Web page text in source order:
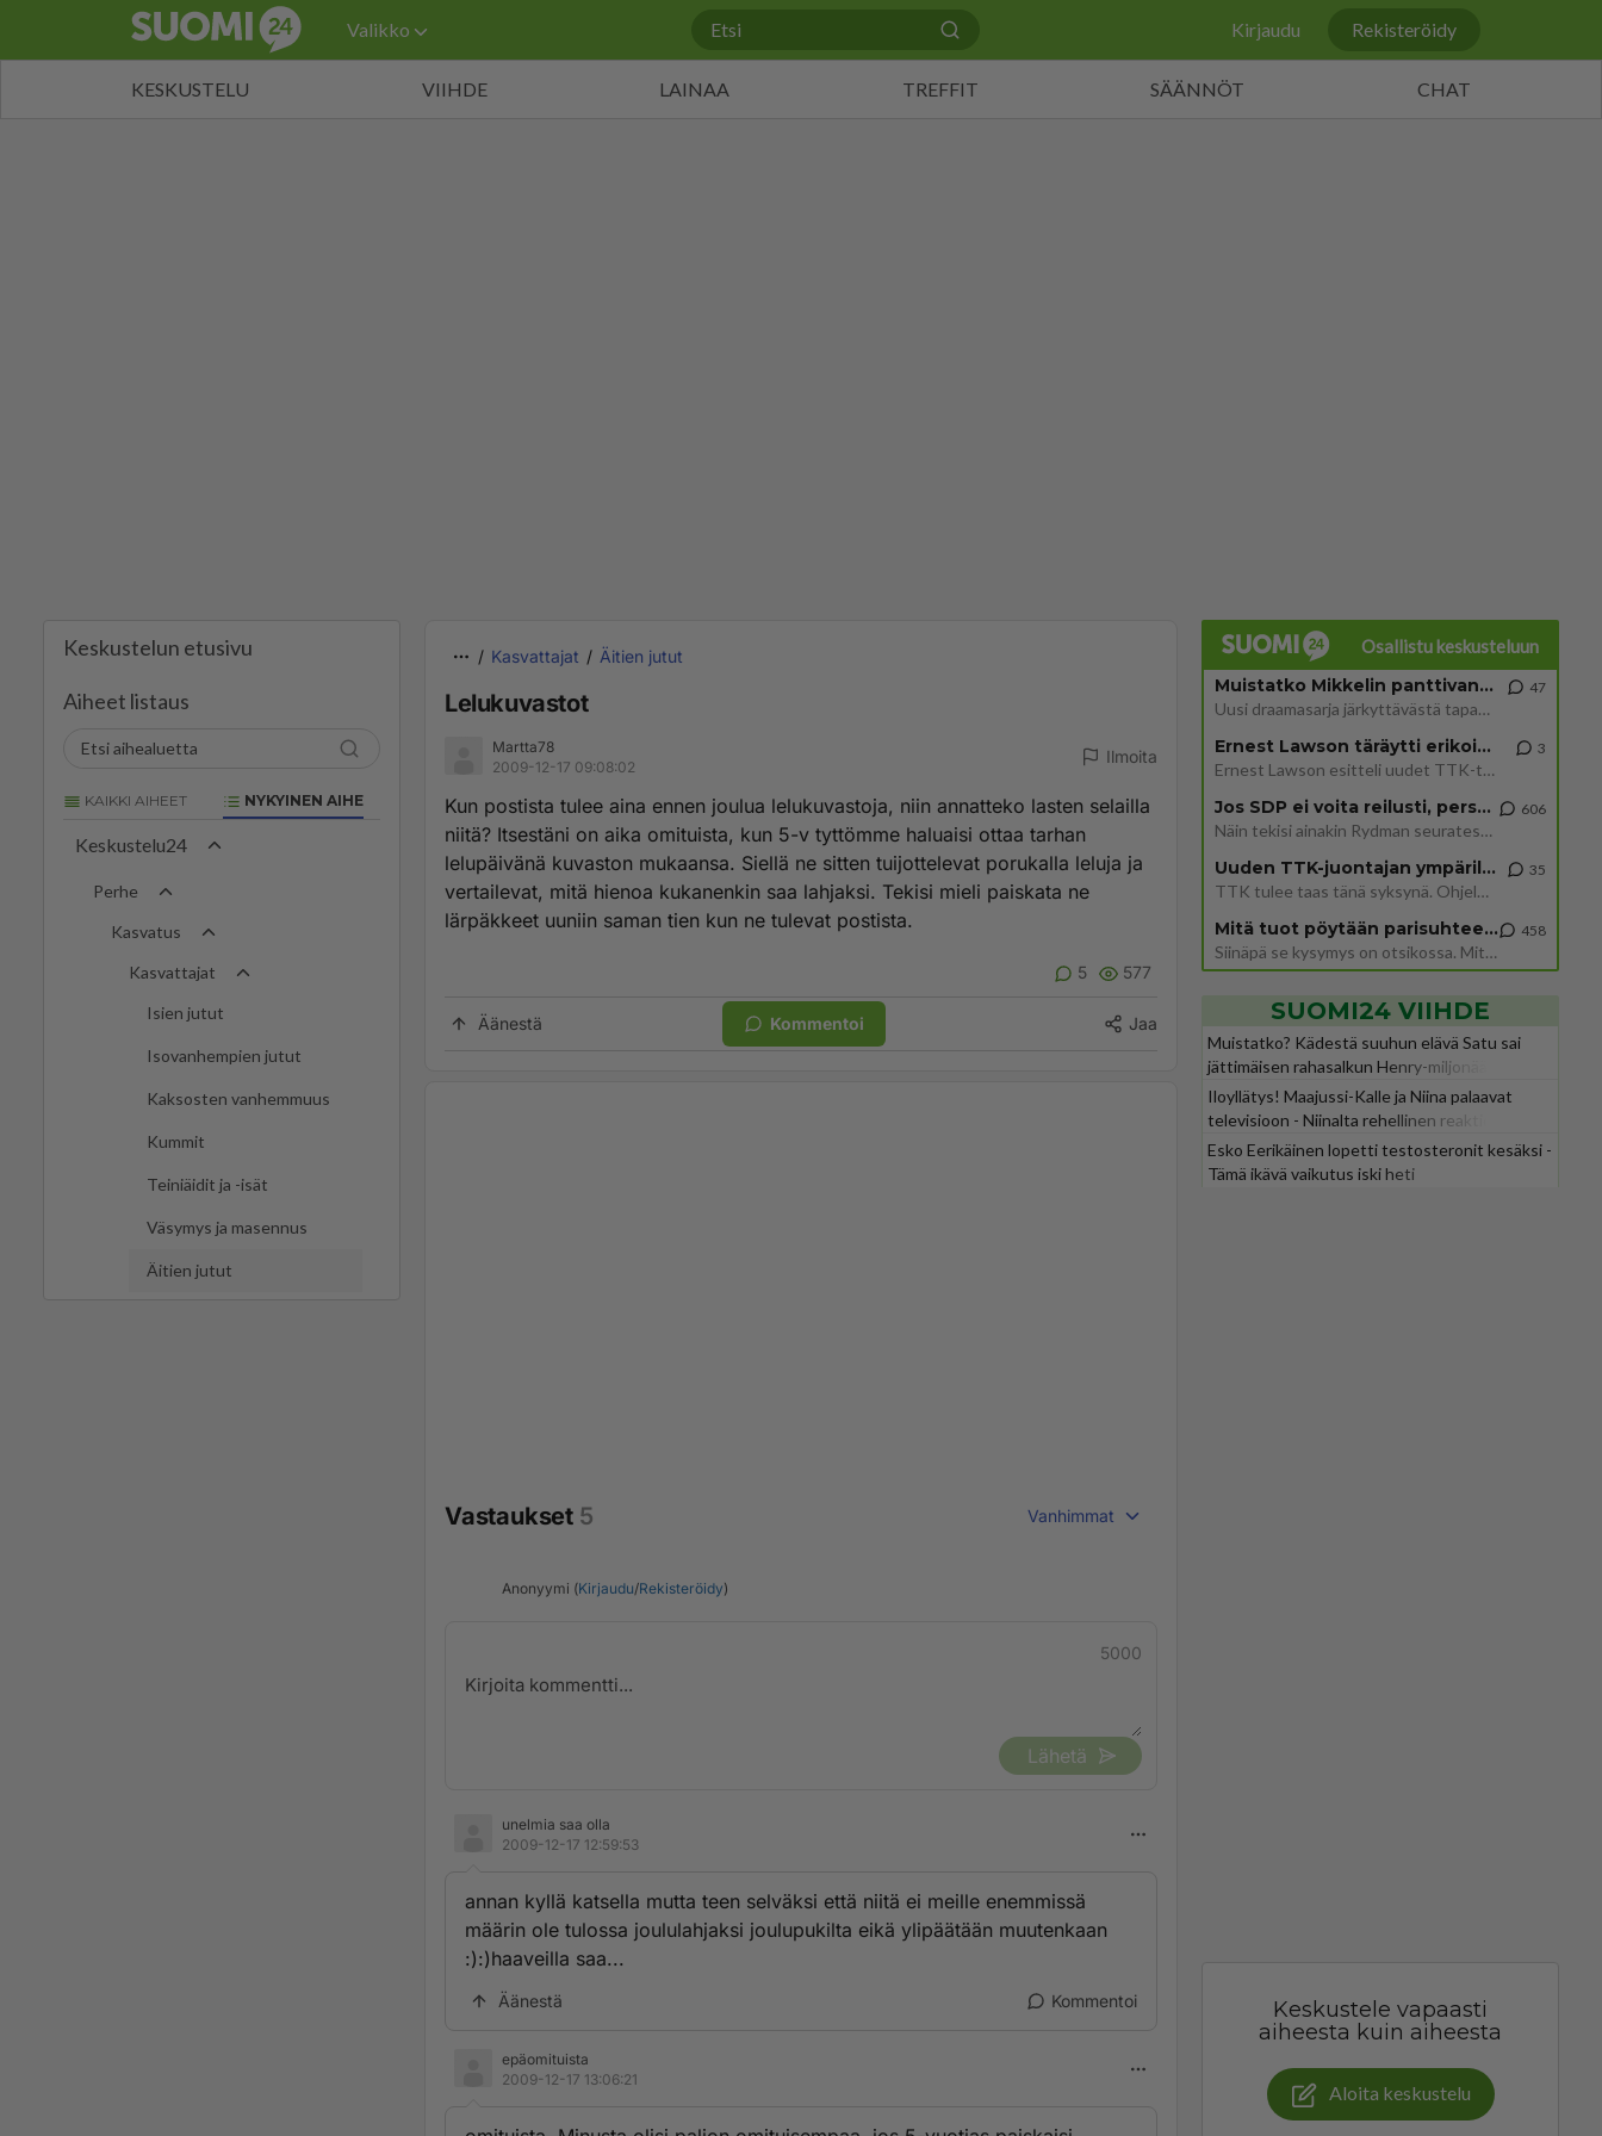
Valikko Kirjaudu Rekisteröidy
KESKUSTELU VIIHDE LAINAA TREFFIT SÄÄNNÖT CHAT
Keskustelun etusivu
Aiheet listaus
KAIKKI AIHEET NYKYINEN AIHE
Keskustelu24
Perhe
Kasvatus
Kasvattajat
Isien jutut
Isovanhempien jutut
Kaksosten vanhemmuus
Kummit
Teiniäidit ja -isät
Väsymys ja masennus
Äitien jutut
Kasvattajat Äitien jutut
Lelukuvastot
Martta78
2009-12-17 09:08:02
Ilmoita
Kun postista tulee aina ennen joulua lelukuvastoja, niin annatteko lasten selailla
niitä? Itsestäni on aika omituista, kun 5-v tyttömme haluaisi ottaa tarhan
lelupäivänä kuvaston mukaansa. Siellä ne sitten tuijottelevat porukalla leluja ja
vertailevat, mitä hienoa kukanenkin saa lahjaksi. Tekisi mieli paiskata ne
lärpäkkeet uuniin saman tien kun ne tulevat postista.
5 577
Äänestä Kommentoi Jaa
Vastaukset 5 Vanhimmat
Anonyymi (Kirjaudu/Rekisteröidy)
5000
Lähetä
unelmia saa olla
2009-12-17 12:59:53
annan kyllä katsella mutta teen selväksi että niitä ei meille enemmissä
määrin ole tulossa joululahjaksi joulupukilta eikä ylipäätään muutenkaan
:):)haaveilla saa...
Äänestä Kommentoi
epäomituista
2009-12-17 13:06:21
Osallistu keskusteluun
Muistatko Mikkelin panttivankidraaman?
Uusi draamasarja järkyttävästä tapauksesta on tulossa. Tositapahtumiin perustuva sarja ammentaa vuoden 1986 Mikkelin pan
47
Ernest Lawson täräytti erikoisen heiton TTK-lehdistötilaisuudessa: " Onko tässä tarkoituksena...?"
Ernest Lawson esitteli uudet TTK-tähtioppilaat ja opettajat torstaina 6.8. lehdistölle. Tulevalla kaudella on yksi hausk
3
Jos SDP ei voita reilusti, persut kumoavat demokratian Suomesta
Näin tekisi ainakin Rydman seuratessaan idolinsa Trumpin mallia https://www.is.fi/politiikka/art-2000012187244.html
606
Uuden TTK-juontajan ympärillä epätietoisuus sakenee - Nyt MTV hämmentää soppaa
TTK tulee taas tänä syksynä. Ohjelman uudet tähtioppilaat julkistetaan torstaina 6. elokuuta klo 14 alkavassa lehdistö
35
Mitä tuot pöytään parisuhteessa?
Siinäpä se kysymys on otsikossa. Mitäpä siis tuot/toisit pöytään parisuhteessa? Oletko mies vai nainen? Koetko sen mitä
458
SUOMI24 VIIHDE
Muistatko? Kädestä suuhun elävä Satu sai
jättimäisen rahasalkun Henry-miljonääriltä
Iloyllätys! Maajussi-Kalle ja Niina palaavat
televisioon - Niinalta rehellinen reaktio:
"KÄÄKS!"
Esko Eerikäinen lopetti testosteronit kesäksi -
Tämä ikävä vaikutus iski heti
Keskustele vapaasti
aiheesta kuin aiheesta
Aloita keskustelu